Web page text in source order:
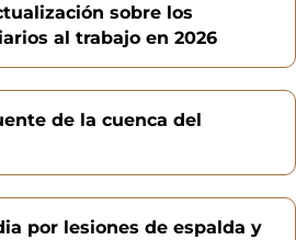
sobre los
al trabajo en 2026
de la cuenca del
por lesiones de espalda y